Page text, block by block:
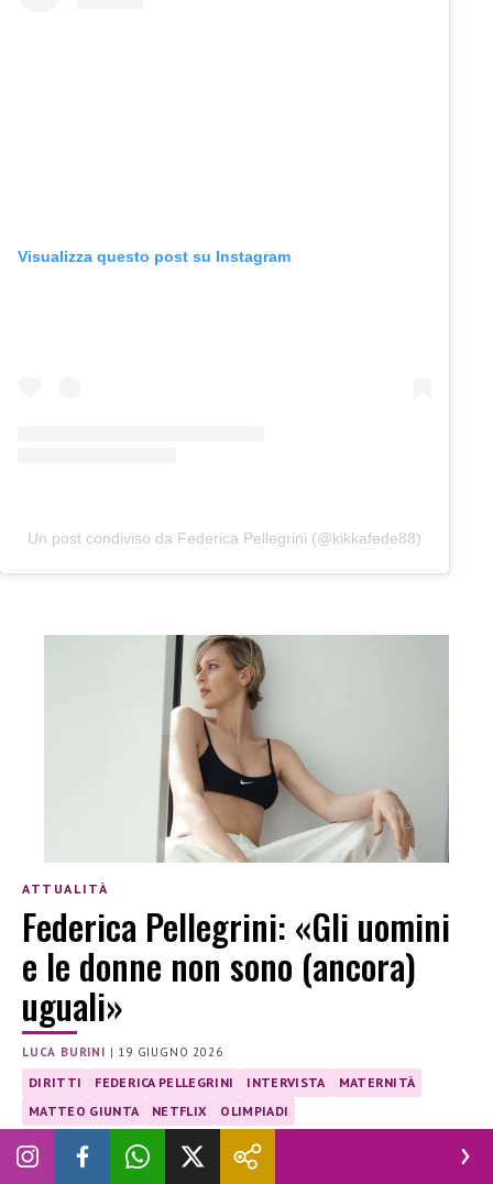
Visualizza questo post su Instagram
Un post condiviso da Federica Pellegrini (@kikkafede88)
ATTUALITÀ
Federica Pellegrini: «Gli uomini
e le donne non sono (ancora)
uguali»
LUCA BURINI | 19 GIUGNO 2026
DIRITTI FEDERICA PELLEGRINI INTERVISTA
MATERNITÀ
MATTEO GIUNTA
NETFLIX OLIMPIADI
A poco più di due mesi dalla nascita della secondogenita
Rachele, la leggenda del nuoto si confessa in un’intervista